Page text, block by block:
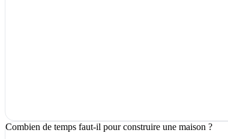
Combien de temps faut-il pour construire une maison ?